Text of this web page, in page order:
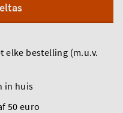
elke bestelling (m.u.v.
in huis
50 euro